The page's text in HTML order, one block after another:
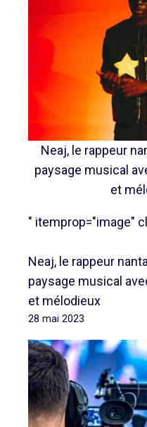
Neaj, le rappeur
paysage musical
et
" itemprop="image"
Neaj, le rappeur
paysage musical
et mélodieux
28 mai 2023